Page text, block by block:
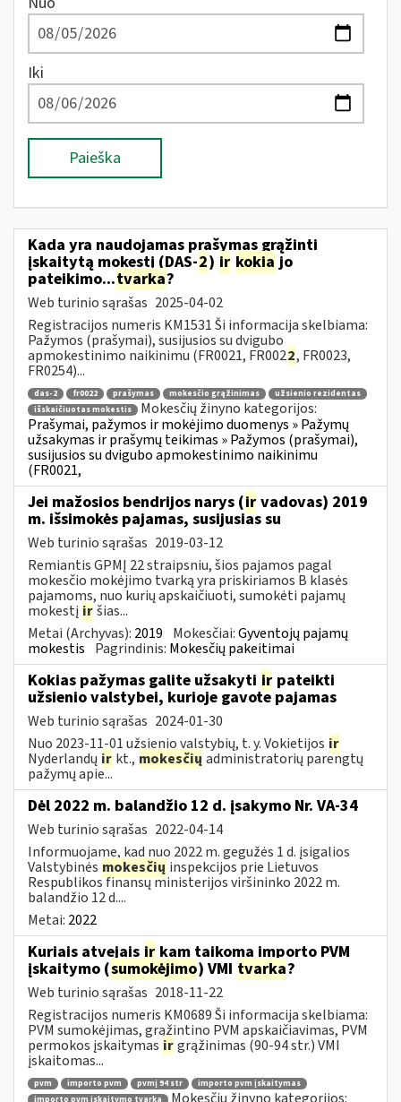
Iki
Paieška
Kada yra naudojamas prašymas grąžinti
įskaitytą mokestį (DAS-2) ir kokia jo
pateikimo...tvarka?
Web turinio sąrašas 2025-04-02
Registracijos numeris KM1531 Ši informacija skelbiama:
Pažymos (prašymai), susijusios su dvigubo
apmokestinimo naikinimu (FR0021, FR0022, FR0023,
FR0254)...
das-2 fr0022 prašymas mokesčio grąžinimas
užsienio rezidentas
išskaičiuotas mokestis
Mokesčių žinyno kategorijos:
Prašymai, pažymos ir mokėjimo duomenys » Pažymų
užsakymas ir prašymų teikimas » Pažymos (prašymai),
susijusios su dvigubo apmokestinimo naikinimu
(FR0021,
Jei mažosios bendrijos narys (ir vadovas) 2019
m. išsimokės pajamas, susijusias su
Web turinio sąrašas 2019-03-12
Remiantis GPMĮ 22 straipsniu, šios pajamos pagal
mokesčio mokėjimo tvarką yra priskiriamos B klasės
pajamoms, nuo kurių apskaičiuoti, sumokėti pajamų
mokestį iršias...
Metai (Archyvas): 2019 Mokesčiai:Gyventojų pajamų
mokestis Pagrindinis: Mokesčių pakeitimai
Kokias pažymas galite užsakyti ir pateikti
užsienio valstybei, kurioje gavote pajamas
Web turinio sąrašas 2024-01-30
Nuo 2023-11-01 užsienio valstybių, t. y. Vokietijos ir
Nyderlandų ir kt., mokesčių administratorių parengtų
pažymų apie...
Dėl 2022 m. balandžio 12 d. įsakymo Nr. VA-34
Web turinio sąrašas 2022-04-14
Informuojame, kad nuo 2022 m. gegužės 1 d. įsigalios
Valstybinės mokesčių inspekcijos prie Lietuvos
Respublikos finansų ministerijos viršininko 2022 m.
balandžio 12 d....
Metai: 2022
Kuriais atvejais ir kam taikoma importo PVM
įskaitymo (sumokėjimo) VMI tvarka?
Web turinio sąrašas 2018-11-22
Registracijos numeris KM0689 Ši informacija skelbiama:
PVM sumokėjimas, grąžintino PVM apskaičiavimas, PVM
permokos įskaitymas irgrąžinimas (90-94 str.) VMI
įskaitomas...
pvm importo pvm pvmį 94 str
importo pvm įskaitymas
importo pvm įskaitymo tvarka